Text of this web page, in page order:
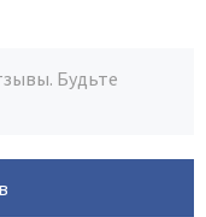
Будьте